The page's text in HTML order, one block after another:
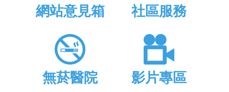
網站意見箱 社區服務
無菸醫院 影片專區